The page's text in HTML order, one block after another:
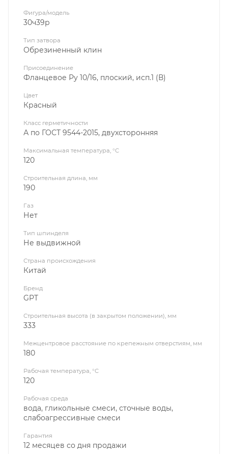
Фигура/модель
30ч39р
Тип затвора
Обрезиненный клин
Присоединение
Фланцевое Ру 10/16, плоский, исп.1 (В)
Цвет
Красный
Класс герметичности
А по ГОСТ 9544-2015, двухсторонняя
Максимальная температура, °C
120
Строительная длина, мм
190
Газ
Нет
Тип шпинделя
Не выдвижной
Страна происхождения
Китай
Бренд
GPT
Строительная высота (в закрытом положении), мм
333
Межцентровое расстояние по крепежным отверстиям, мм
180
Рабочая температура, °C
120
Рабочая среда
вода, гликольные смеси, сточные воды,
слабоагрессивные смеси
Гарантия
12 месяцев со дня продажи